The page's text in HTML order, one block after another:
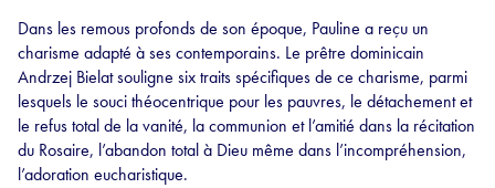
Dans les remous profonds de son époque, Pauline a reçu un
charisme adapté à ses contemporains. Le prêtre dominicain
Andrzej Bielat souligne six traits spécifiques de ce charisme, parmi
lesquels le souci théocentrique pour les pauvres, le détachement et
le refus total de la vanité, la communion et l’amitié dans la récitation
du Rosaire, l’abandon total à Dieu même dans l’incompréhension,
l’adoration eucharistique.